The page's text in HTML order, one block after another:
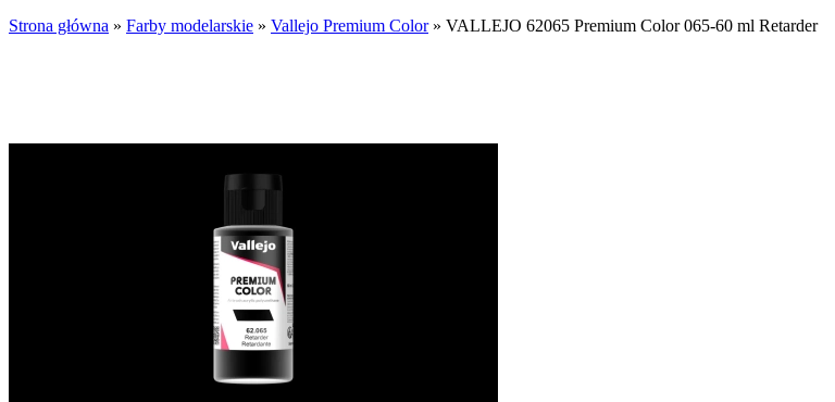
Strona główna » Farby modelarskie » Vallejo Premium Color» VALLEJO 62065 Premium Color 065-60 ml Retarder